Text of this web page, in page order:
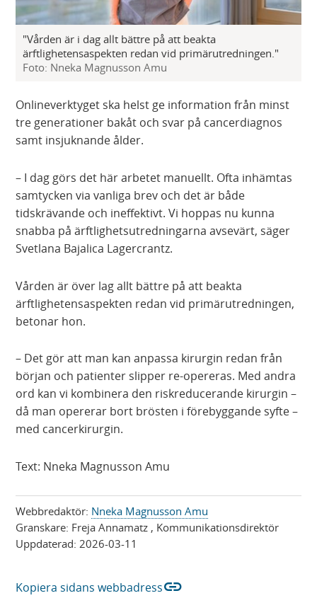
"Vården är i dag allt bättre på att beakta
ärftlighetensaspekten redan vid primärutredningen."
Foto: Nneka Magnusson Amu
Onlineverktyget ska helst ge information från minst
tre generationer bakåt och svar på cancerdiagnos
samt insjuknande ålder.
– I dag görs det här arbetet manuellt. Ofta inhämtas
samtycken via vanliga brev och det är både
tidskrävande och ineffektivt. Vi hoppas nu kunna
snabba på ärftlighetsutredningarna avsevärt, säger
Svetlana Bajalica Lagercrantz.
Vården är över lag allt bättre på att beakta
ärftlighetensaspekten redan vid primärutredningen,
betonar hon.
– Det gör att man kan anpassa kirurgin redan från
början och patienter slipper re-opereras. Med andra
ord kan vi kombinera den riskreducerande kirurgin –
då man opererar bort brösten i förebyggande syfte –
med cancerkirurgin.
Text: Nneka Magnusson Amu
Webbredaktör: Nneka Magnusson Amu
Granskare: Freja Annamatz , Kommunikationsdirektör
Uppdaterad:2026-03-11
Kopiera sidans webbadresslink